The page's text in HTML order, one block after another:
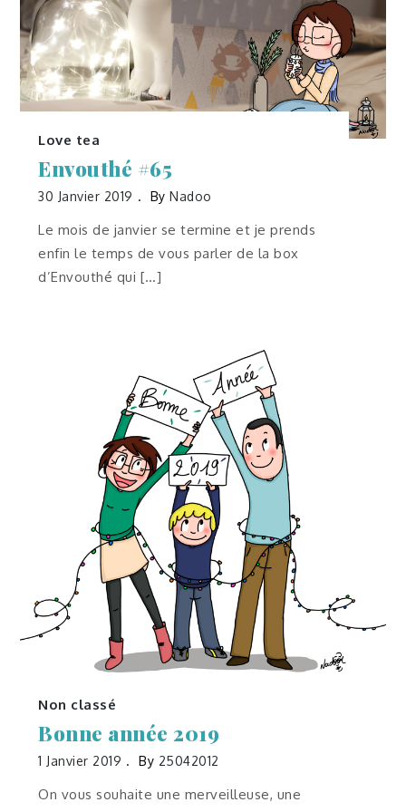
Love tea
Envouthé #65
30 Janvier 2019 ByNadoo
Le mois de janvier se termine et je prends
enfin le temps de vous parler de la box
d’Envouthé qui […]
Non classé
Bonne année 2019
1 Janvier 2019 By 25042012
On vous souhaite une merveilleuse, une